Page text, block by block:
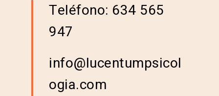
Teléfono: 634 565
947
info@lucentumpsicol
ogia.com